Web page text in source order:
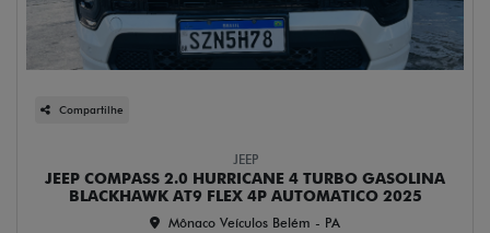
Compartilhe
JEEP
JEEP COMPASS 2.0 HURRICANE 4 TURBO GASOLINA
BLACKHAWK AT9 FLEX 4P AUTOMATICO 2025
Mônaco Veículos Belém - PA